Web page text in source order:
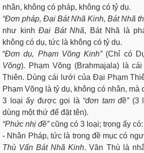
nhân, không có pháp, không có tỷ dụ.
“Đơn pháp, Đại Bát Nhã Kinh, Bát Nhã
như kinhĐại Bát Nhã, Bát Nhã là
không có dụ, tức là không có tỷ dụ.
“Đơn dụ, Phạm Võng Kinh” (Chỉ có
Võng). Phạm Võng (Brahmajala) là
Thiên. Dùng cái lưới của Đại Phạm
Phạm Võng là tỷ dụ, không có nhân, mà
3 loại ấy được gọi là “đơn tam đề” (3
dùng một thứ để đặt tên).
“Phức nhị đề”cũng có 3 loại; trong ấy có:
- Nhân Pháp, tức là trong đề mục có
Thù Vấn Bát Nhã Kinh. Văn Thù là